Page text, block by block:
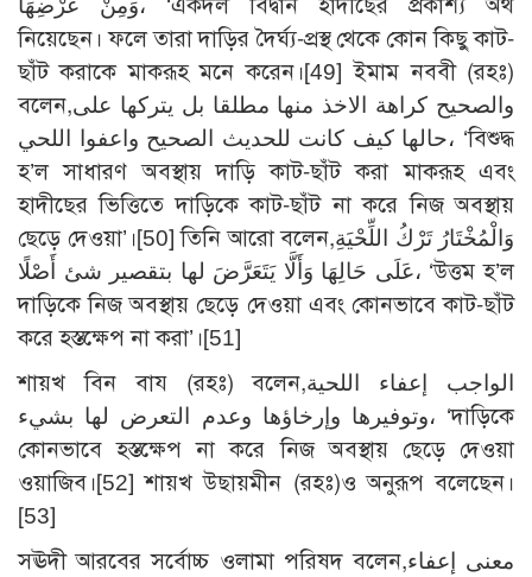
নিয়েছেন। ফলে তারা দাড়ির দৈর্ঘ্য-প্রস্থ থেকে কোন কিছু কাট-
ছাঁট করাকে মাকরূহ মনে করেন।[49] ইমাম নববী (রহঃ)
বলেন,والصحيح كراهة الاخذ منها مطلقا بل يتركها على
حالها كيف كانت للحديث الصحيح واعفوا اللحي، ‘বিশুদ্ধ
হ’ল সাধারণ অবস্থায় দাড়ি কাট-ছাঁট করা মাকরূহ এবং
হাদীছের ভিত্তিতে দাড়িকে কাট-ছাঁট না করে নিজ অবস্থায়
ছেড়ে দেওয়া’।[50] তিনি আরো বলেন,وَالْمُخْتَارُ تَرْكُ اللِّحْيَةِ
عَلَى حَالِهَا وَأَلَّا يَتَعَرَّضَ لها بتقصير شئ أَصْلًا، ‘উত্তম হ’ল
দাড়িকে নিজ অবস্থায় ছেড়ে দেওয়া এবং কোনভাবে কাট-ছাঁট
করে হস্তক্ষেপ না করা’।[51]
শায়খ বিন বায (রহঃ) বলেন,الواجب إعفاء اللحية
وتوفيرها وإرخاؤها وعدم التعرض لها بشيء، ‘দাড়িকে
কোনভাবে হস্তক্ষেপ না করে নিজ অবস্থায় ছেড়ে দেওয়া
ওয়াজিব।[52] শায়খ উছায়মীন (রহঃ)ও অনুরূপ বলেছেন।
[53]
সঊদী আরবের সর্বোচ্চ ওলামা পরিষদ বলেন,معنى إعفاء